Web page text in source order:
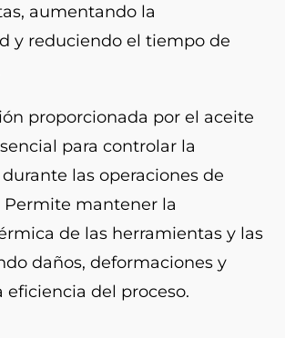
aumentando la
y reduciendo el tiempo de
proporcionada por el aceite
para controlar la
las operaciones de
Permite mantener la
de las herramientas y las
daños, deformaciones y
eficiencia del proceso.